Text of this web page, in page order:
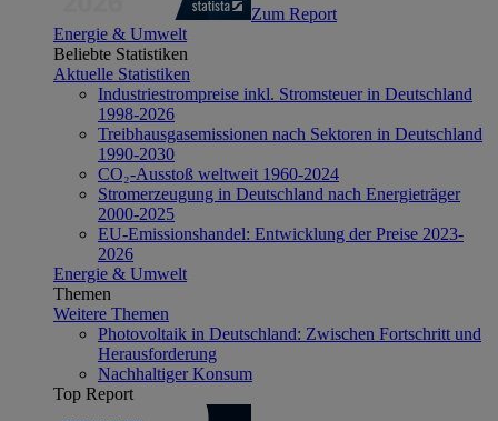
Zum Report
Energie & Umwelt
Beliebte Statistiken
Aktuelle Statistiken
Industriestrompreise inkl. Stromsteuer in Deutschland
1998-2026
Treibhausgasemissionen nach Sektoren in Deutschland
1990-2030
CO₂-Ausstoß weltweit 1960-2024
Stromerzeugung in Deutschland nach Energieträger
2000-2025
EU-Emissionshandel: Entwicklung der Preise 2023-
2026
Energie & Umwelt
Themen
Weitere Themen
Photovoltaik in Deutschland: Zwischen Fortschritt und
Herausforderung
Nachhaltiger Konsum
Top Report